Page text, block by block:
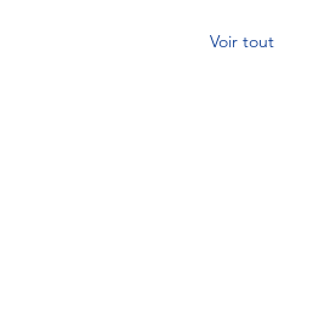
Voir tout